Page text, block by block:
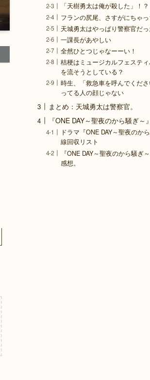
「天樹勇太は俺が殺した」！？
フランの尻尾、さすがにちゃ
天城勇太はやっぱり警察官だっ
一課長があやしい
全然ひとつじゃなーーい！
桔梗はミュージカルフェステ
を流そうとしている？
時生、「救急車を呼んでくだ
ってる人の顔じゃない
まとめ：天城勇太は警察官。
『ONE DAY～聖夜のから騒ぎ～
ドラマ『ONE DAY～聖夜のか
線回収リスト
『ONE DAY～聖夜のから騒ぎ
感想。